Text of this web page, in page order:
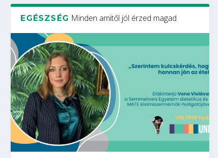
EGÉSZSÉG Minden amitől jól érzed magad